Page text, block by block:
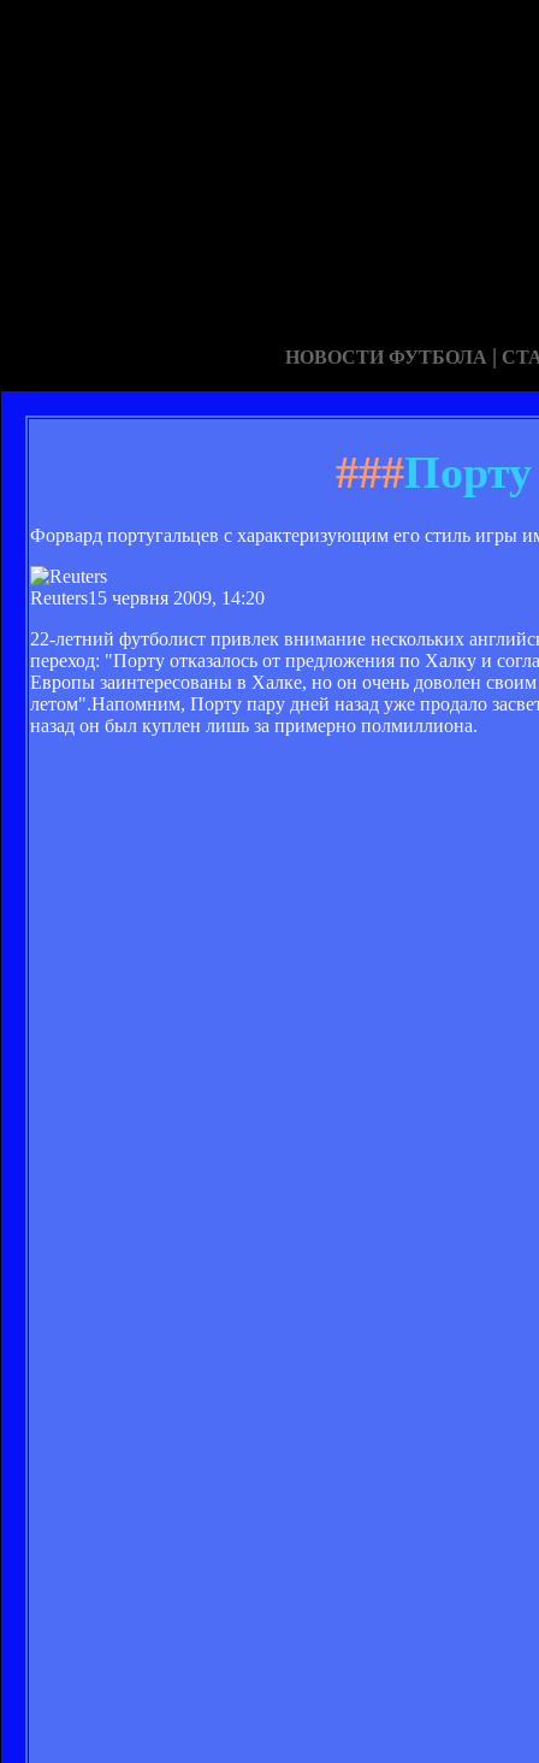
НОВОСТИ ФУТБОЛА |
###
Форвард португальцев с характеризующим его стиль игры
Reuters15 червня 2009, 14:20
22-летний футболист привлек внимание нескольких
переход: "Порту отказалось от предложения по Халку и
Европы заинтересованы в Халке, но он очень доволен
летом".Напомним, Порту пару дней назад уже продало
назад он был куплен лишь за примерно полмиллиона.